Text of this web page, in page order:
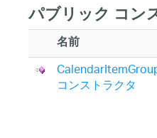
パブリック コン
名前
コンストラクタ